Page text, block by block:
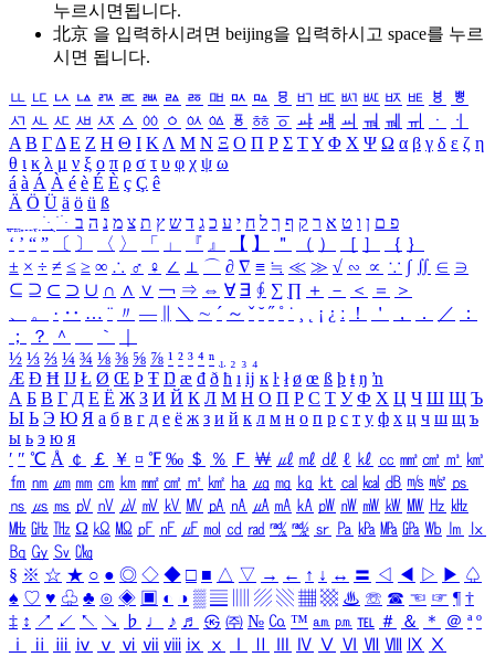
누르시면됩니다.
北京 을 입력하시려면 beijing을 입력하시고 space를 누르
시면 됩니다.
ㅥ ㅦ ㅧ ㅨ ㅩ ㅪ ㅫ ㅬ ㅭ ㅮ ㅯ ㅰ ㅱ ㅲ ㅳ ㅴ ㅵ ㅶ ㅷ ㅸ
ㅹ
ㅺ ㅻ ㅼ ㅽ ㅾ ㅿ ㆀ ㆁ ㆂ ㆃ ㆄ ㆅ ㆆ ㆇ ㆈ ㆉ ㆊ ㆋ ㆌ ㆍ
ㆎ
Α Β ΓΔ Ε Ζ Η Θ Ι ΚΛ Μ Ν Ξ Ο Π Ρ Σ ΤΥ Φ Χ Ψ Ω α β γ δ ε ζ η
θ ι κ λ μ ν ξ ο π ρ σ τ υ φ χ ψ ω
á à Á À é è É È ç Ç ê
Ä Ö Ü ä ö ü ß
ִֶֹ ֻּ ׁׂ פ ם ן ו ט א ר ק ף ך ל ח י ע כ ג ד ש ץ ת צ מ נ ה ב
‘ ’ “ ” 〔 〕 〈 〉 「 」 『 』 【 】 ＂ （ ） ［ ］ ｛ ｝
± × ÷ ≠ ≤ ≥ ∞ ∴ ♂ ♀ ∠ ⊥ ⌒ ∂ ∇ ≡ ≒ ≪ ≫ √ ∽ ∝ ∵ ∫ ∬ ∈ ∋
⊆ ⊇ ⊂ ⊃ ∪ ∩ ∧ ∨ ￢ ⇒ ⇔ ∀ ∃ ∮ ∑ ∏ ＋ － ＜ ＝
＞
、
。 · ‥ … ¨ 〃 ― ＼ ∼ ´ ～ ˇ ˘ ˝ ˚ ˙ ¸ ¡ ¿ ː ！ ＇ ， ． ／
：
；
？ ＾ ｀
½ ⅓ ⅔ ¼ ¾ ⅛ ⅜ ⅝ ⅞ ¹ ² ³ ⁴ ⁿ ₁ ₂ ₃ ₄
Æ Ð Ħ Ĳ Ł Ø Œ Þ Ŧ Ŋ æ đ ð ħ ı ĳ ĸ ŀ ł ø œ ß þ ŧ ŋ ŉ
А Б В Г Д Е Ё Ж З И Й К Л М Н О П Р С Т У Ф Х Ц Ч Ш Щ Ъ
Ы Ь Э Ю Я а б в г д е ё ж з и й к л м н о п р с т у ф х ц ч ш щ ъ
ы ь э ю я
′ ″ ℃ Å ￠ ￡ ￥ ¤ ℉ ‰ ＄ ％ Ｆ ￦ ㎕ ㎖ ㎗ ℓ ㎘ ㏄ ㎣ ㎤ ㎥ ㎦
㎙ ㎚ ㎛ ㎜ ㎝ ㎞ ㎟ ㎠ ㎡ ㎢ ㏊ ㎍ ㎎ ㎏ ㏏ ㎈ ㎉ ㏈ ㎧ ㎨ ㎰
㎱ ㎲ ㎳ ㎴ ㎵ ㎶ ㎷ ㎸ ㎹ ㎀ ㎁ ㎂ ㎃ ㎄ ㎺ ㎻ ㎽ ㎾ ㎿ ㎐ ㎑
㎒ ㎓ ㎔ Ω ㏀ ㏁ ㎊ ㎋ ㎌ ㏖ ㏅ ㎭ ㎮ ㎯ ㏛ ㎩ ㎪ ㎫ ㎬ ㏝ ㏐
㏓
㏃ ㏉ ㏜ ㏆
§ ※ ☆ ★ ○ ● ◎ ◇ ◆ □ ■ △ ▽ → ← ↑ ↓ ↔ 〓 ◁ ◀ ▷ ▶ ♤
♠ ♡ ♥ ♧ ♣ ⊙ ◈ ▣ ◐ ◑ ▒ ▤ ▨ ▧ ▦ ▩ ♨ ☏ ☎ ☜ ☞ ¶ †
‡ ↕ ↗ ↙ ↖ ↘ ♭ ♩ ♪ ♬ ㉿ ㈜ № ㏇ ™ ㏂ ㏘ ℡ ＃ ＆ ＊ ＠ ª º
ⅰ
ⅱ ⅲ ⅳ ⅴ ⅵ ⅶ ⅷ ⅸ ⅹ Ⅳ Ⅴ Ⅵ Ⅶ Ⅷ Ⅸ Ⅹ